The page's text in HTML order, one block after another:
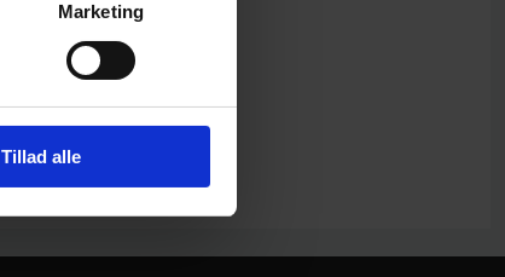
Marketing
Tillad alle